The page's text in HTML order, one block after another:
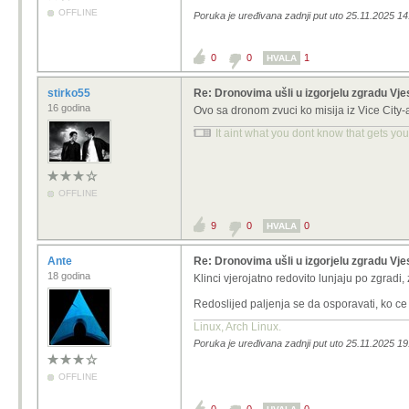
OFFLINE Poruka je uređivana zadnji put uto 25.11.2025
0 0 HVALA 1
stirko55
16 godina
OFFLINE
Re: Dronovima ušli u izgorjelu zgradu
Ovo sa dronom zvuci ko misija iz Vice
It aint what you dont know that gets
9 0 HVALA 0
Ante
18 godina
OFFLINE
Re: Dronovima ušli u izgorjelu zgradu
Klinci vjerojatno redovito lunjaju po
Redoslijed paljenja se da osporavati, ko
Linux, Arch Linux.
Poruka je uređivana zadnji put uto 25.11.2025